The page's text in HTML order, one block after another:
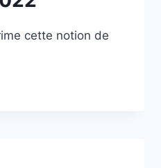
cette notion de